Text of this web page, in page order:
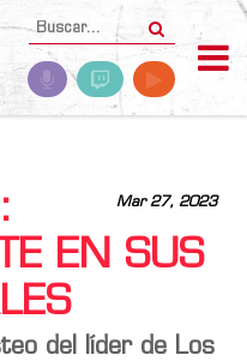
Mar 27, 2023
EN SUS
del líder de Los